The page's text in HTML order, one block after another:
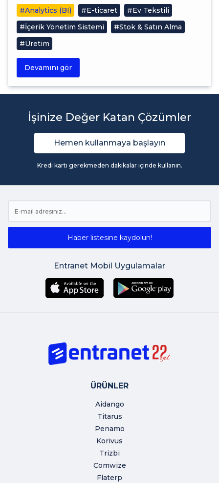
#Analytics (BI) #E-ticaret
#Ev Tekstili
#İçerik Yönetim Sistemi
#Stok & Satın Alma
#Üretim
Devamını gör
İşinize Değer Katan Çözümler
Hemen kullanmaya başlayın
Kredi kartı gerekmeden dakikalar içinde kullanın.
Haber listesine kaydolun!
Entranet Mobil Uygulamalar
ÜRÜNLER
Aidango
Titarus
Penamo
Korivus
Trizbi
Comwize
Flaterp